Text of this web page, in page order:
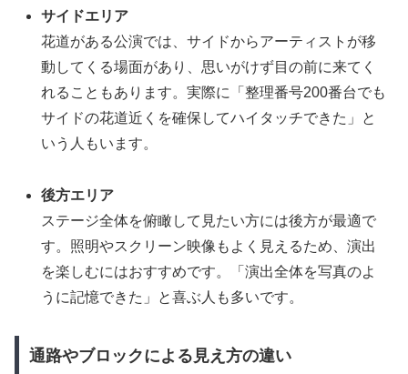
サイドエリア
花道がある公演では、サイドからアーティストが移
動してくる場面があり、思いがけず目の前に来てく
れることもあります。実際に「整理番号200番台でも
サイドの花道近くを確保してハイタッチできた」と
いう人もいます。
後方エリア
ステージ全体を俯瞰して見たい方には後方が最適で
す。照明やスクリーン映像もよく見えるため、演出
を楽しむにはおすすめです。「演出全体を写真のよ
うに記憶できた」と喜ぶ人も多いです。
通路やブロックによる見え方の違い